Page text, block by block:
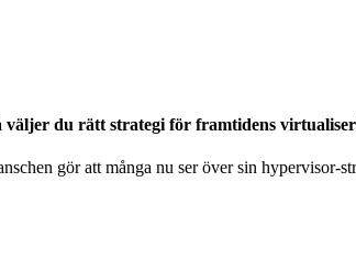
väljer du rätt strategi för framtidens
gör att många nu ser över sin